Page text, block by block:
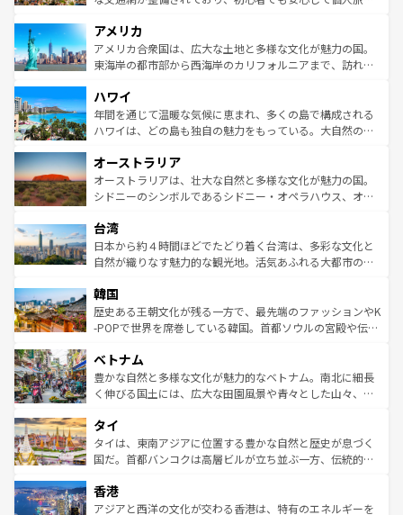
ンツ一覧を参照してほしい。
の建物がそのまま残る町や、スイスならではのユニークな
博物館もあり、アルプス観光だけでなく町歩きも満喫する
ことができる。国民の所得が高いため物価も高いが、旅行
ば市内交通費無料で観光を楽しむこともできる。 なお、新
着のスイス情報はコンテンツ一覧 を参照してほしい。
アメリカ
アメリカ合衆国は、広大な土地と多様な文化が魅力の国。
東海岸の都市部から西海岸のカリフォルニアまで、訪れる
のような巨大都市は、観光、ショッピング、エンターテイ
ンメントが詰まった刺激的なスポットだ。一方、アメリカ
西部には大自然が広がり、グランドキャニオンやイエロー
部のニューオーリンズでは、音楽と美食が融合した独特の
文化が魅力。旅行者はアメリカの各地域で異なる魅力を楽
しみながら、その多様性と豊かな歴史を感じることができ
ならではの贅沢な旅のスタイルだ。 なお、新着のアメリカ
情報はコンテンツ一覧を参照してほしい。
ハワイ
年間を通じて温暖な気候に恵まれ、多くの島で構成される
ハワイは、どの島も独自の魅力をもっている。大自然の神
ワイ島は見逃せない。また、定番の観光地といえばオアフ
島だが、静かな自然を求めるならマウイ島やカウアイ島が
おすすめ。エメラルドグリーンに輝く海をはじめ、豊かな
れるおもてなしの心で訪れる人々を迎えてくれるハワイの
人々、おいしいローカルフードやハワイアンミュージッ
ク、伝統的なフラダンスなど、すべてがハワイの魅力を彩
ワイを、存分に味わってほしい。 なお、新着のハワイ情報
はコンテンツ一覧を参照してほしい。
オーストラリア
オーストラリアは、壮大な自然と多様な文化が魅力の国。
シドニーのシンボルであるシドニー・オペラハウス、オー
リアリーフや大陸中央部にそびえるウルル（エアーズロッ
ク）、タスマニアの美しい原生林やケアンズの熱帯雨林な
ど、見どころがたくさん。また、カフェやワイン、オージ
いる。アクティビティも充実しており、サーフィンやダイ
ビング、ハイキングなど、アウトドア好きにはたまらな
い。オーストラリアの多彩な魅力を存分に味わいつくそ
参照してほしい。
台湾
日本から約４時間ほどでたどり着く台湾は、多彩な文化と
自然が織りなす魅力的な観光地。活気あふれる大都市の台
ン）、静ひつな山岳地帯である台湾東部など、都市の喧騒
と山間の静けさが共存しており、訪れる人に新しい発見と
驚きをもたらしてくれる。また、奥深い台湾の食文化も魅
容にもいいと評判のスイーツなど、バラエティ豊かな料理
が味わえる。 なお、新着の台湾情報は コンテンツ一覧を参
照してほしい。
韓国
歴史ある王朝文化が残る一方で、最先端のファッションやK
-POPで世界を席巻している韓国。首都ソウルの宮殿や伝統
き、地方に足を延ばせば四季折々の自然美を楽しむことが
できる。そして、キムチや焼肉、絶品のストリートフード
まで、さまざまな韓国料理が待っている。夜には、韓国な
リティに包まれながら、韓国の多彩な魅力を心ゆくまで味
わってみてほしい。 なお、新着の韓国情報はコンテンツ一
覧を参照してほしい。
ベトナム
豊かな自然と多様な文化が魅力的なベトナム。南北に細長
く伸びる国土には、広大な田園風景や青々とした山々、世
急速な発展と共に伝統が息づく。ハノイの古い町並みやホ
ーチミン市のフランス統治時代の建物も、独特の雰囲気を
醸し出している。また、バラエティの豊かさとおいしさで
とつ。フォーやバインミー、ベトナムコーヒーなどは、ぜ
ひ現地で味わいたい。どの地域を訪れてもあたたかい人々
タイ
タイは、東南アジアに位置する豊かな自然と歴史が息づく
国だ。首都バンコクは高層ビルが立ち並ぶ一方、伝統的な
の活気が交差している。北部ではチェンマイなどの山岳地
帯で自然と触れ合い、南部ではプーケットやクラビの美し
香港
アジアと西洋の文化が交わる香港は、特有のエネルギーを